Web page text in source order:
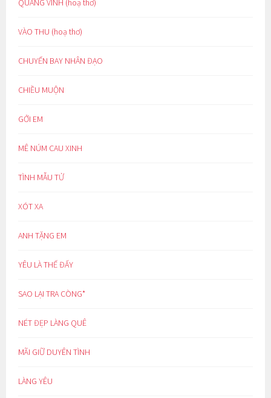
QUANG VINH (hoạ thơ)
VÀO THU (hoạ thơ)
CHUYẾN BAY NHÂN ĐẠO
CHIỀU MUỘN
GỞI EM
MÊ NÚM CAU XINH
TÌNH MẪU TỬ
XÓT XA
ANH TẶNG EM
YÊU LÀ THẾ ĐẤY
SAO LẠI TRA CÒNG*
NÉT ĐẸP LÀNG QUÊ
MÃI GIỮ DUYÊN TÌNH
LÀNG YÊU